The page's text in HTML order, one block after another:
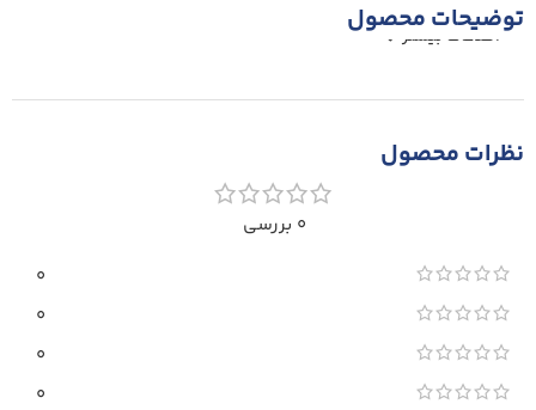
توضیحات محصول
اطلاعات بیشتر
نظرات محصول
0 بررسی
0
0
0
0